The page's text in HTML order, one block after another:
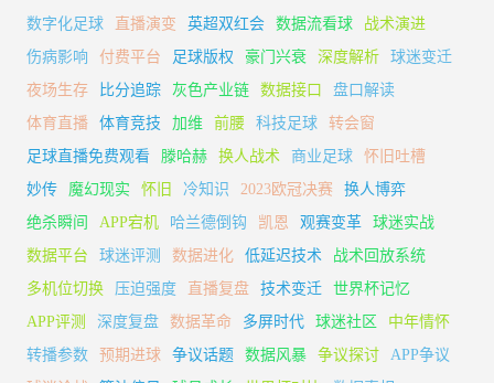
数字化足球
直播演变 英超双红会 数据流看球
战术演进
伤病影响
付费平台 足球版权 豪门兴衰 深度解析
球迷变迁
夜场生存
比分追踪 灰色产业链 数据接口
盘口解读
体育直播
体育竞技 加维 前腰 科技足球
转会窗
足球直播免费观看
滕哈赫 换人战术 商业足球
怀旧吐槽
妙传
魔幻现实 怀旧 冷知识 2023欧冠决赛
换人博弈
绝杀瞬间
APP宕机 哈兰德倒钩 凯恩 观赛变革
球迷实战
数据平台
球迷评测 数据进化 低延迟技术
战术回放系统
多机位切换
压迫强度 直播复盘 技术变迁
世界杯记忆
APP评测
深度复盘 数据革命 多屏时代 球迷社区
中年情怀
转播参数
预期进球 争议话题 数据风暴 争议探讨
APP争议